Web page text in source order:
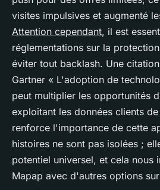
visites impulsives et augmenté
Attention cependant, il est
réglementations sur la
éviter tout backlash. Une
Gartner « L'adoption de
peut multiplier les opportunités
exploitant les données clients
renforce l'importance de cette
histoires ne sont pas isolées ;
potentiel universel, et cela nous
Mapap avec d'autres options